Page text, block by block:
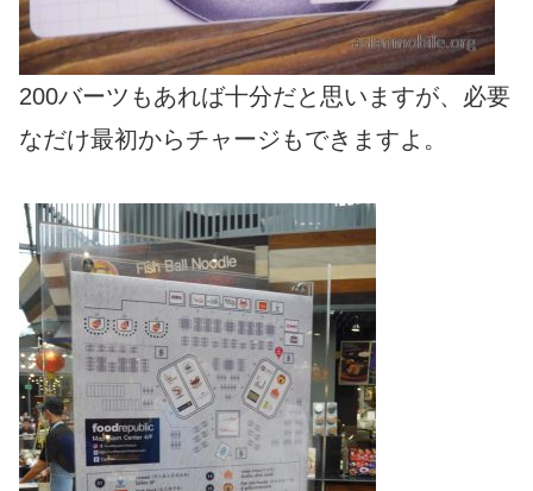
200バーツもあれば十分だと思いますが、必要
なだけ最初からチャージもできますよ。